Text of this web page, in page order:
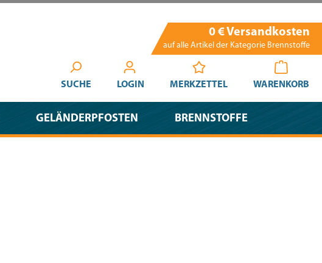
0 € Versandkosten
auf alle Artikel der Kategorie Brennstoffe
SUCHE LOGIN MERKZETTEL WARENKORB
GELÄNDERPFOSTEN BRENNSTOFFE